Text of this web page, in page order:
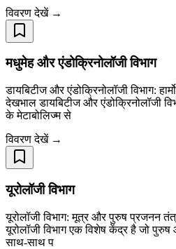
विवरण देखें →
मधुमेह और एंडोक्रिनोलॉजी विभाग
डायबिटीज और एंडोक्रिनोलॉजी विभाग:
देखभाल डायबिटीज और एंडोक्रिनोलॉजी
के मेटाबोलिज्म से
विवरण देखें →
यूरोलॉजी विभाग
यूरोलॉजी विभाग: मूत्र और पुरुष प्रजनन
यूरोलॉजी विभाग एक विशेष केंद्र है जो
साथ-साथ प